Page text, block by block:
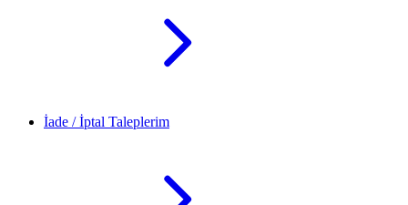
İade / İptal Taleplerim